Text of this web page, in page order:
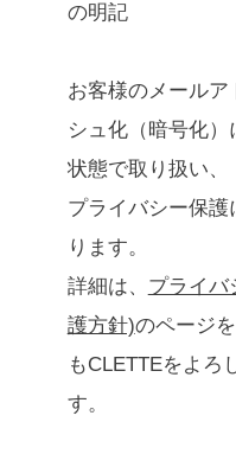
の明記
お客様のメールア
シュ化（暗号化
状態で取り扱い、
プライバシー保
ります。
詳細は、 プライバ
護方針)のページ
もCLETTEをよろ
す。